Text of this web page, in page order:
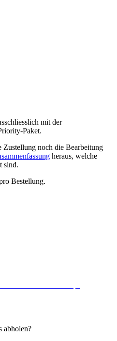
mit der
Paket.
noch die Bearbeitung
heraus, welche
sind.
Bestellung.
abholen?